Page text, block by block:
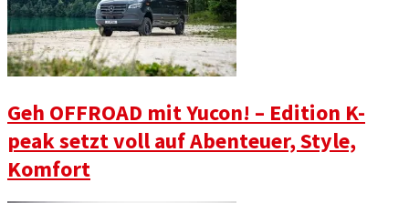
Geh OFFROAD mit Yucon! – Edition K-
peak setzt voll auf Abenteuer, Style,
Komfort